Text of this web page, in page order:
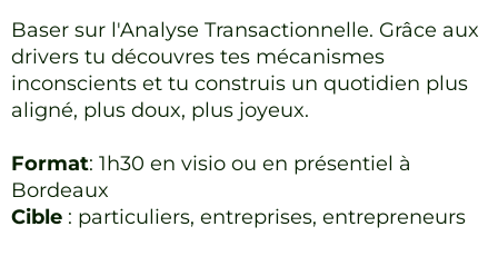
Baser sur l'Analyse Transactionnelle. Grâce aux
drivers tu découvres tes mécanismes
inconscients et tu construis un quotidien plus
aligné, plus doux, plus joyeux.
Format: 1h30 en visio ou en présentiel à
Bordeaux
Cible : particuliers, entreprises, entrepreneurs